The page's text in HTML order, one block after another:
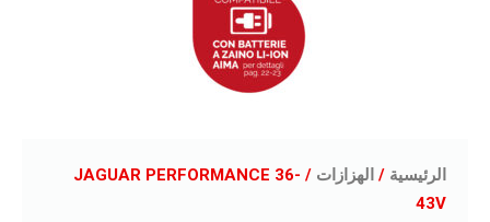
الرئيسية/ الهزازات
/ JAGUAR PERFORMANCE 36-
43V